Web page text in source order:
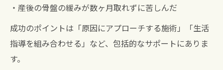
・産後の骨盤の緩みが数ヶ月取れずに苦しんだ
成功のポイントは「原因にアプローチする施術」「生活
指導を組み合わせる」など、包括的なサポートにありま
す。